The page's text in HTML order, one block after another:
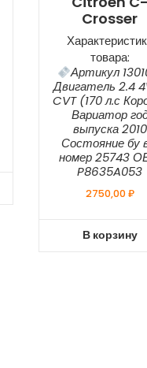
Crosser
товара:
Артикул
Двигатель 2.4
CVT (170 л.с
Вариатор
выпуска 2010
Состояние бу
номер 25743
P8635A053
2750,00₽
В корзину